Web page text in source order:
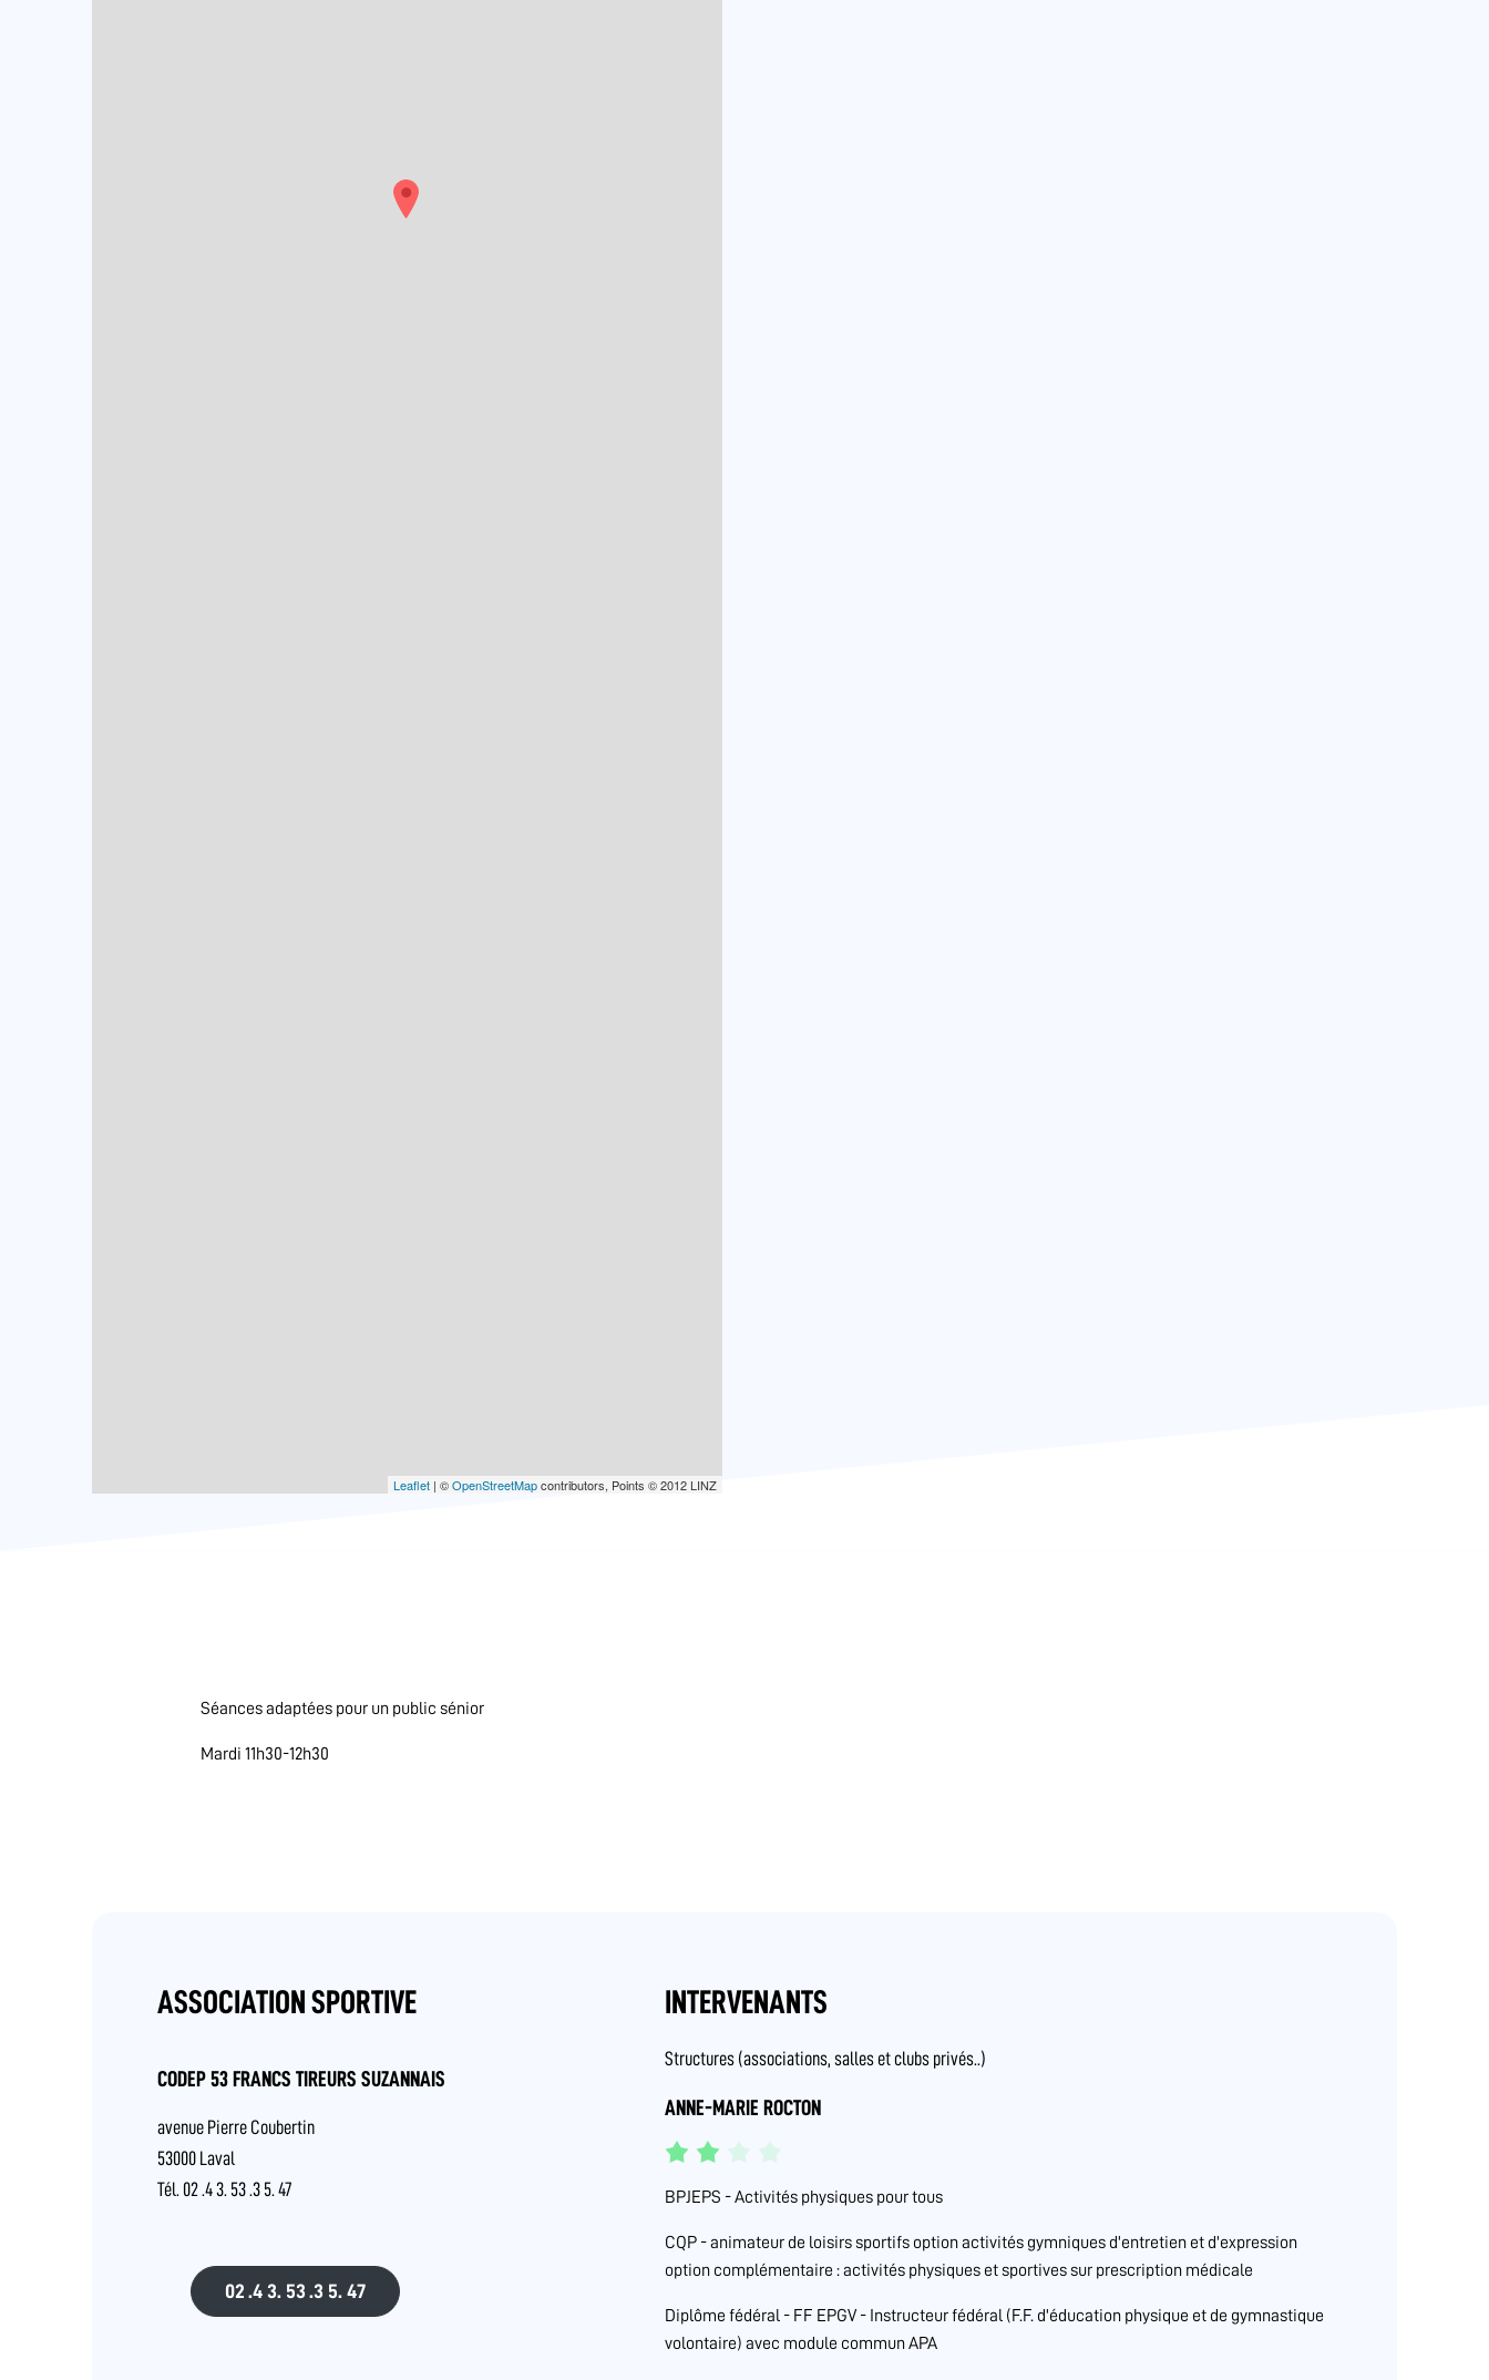
Leaflet | ©OpenStreetMapcontributors, Points © 2012 LINZ
Séances adaptées pour un public sénior
Mardi 11h30-12h30
ASSOCIATION SPORTIVE
CODEP 53 FRANCS TIREURS SUZANNAIS
avenue Pierre Coubertin
53000 Laval
Tél. 02 .4 3. 53 .3 5. 47
02 .4 3. 53 .3 5. 47
INTERVENANTS
Structures (associations, salles et clubs privés..)
ANNE-MARIE ROCTON
BPJEPS - Activités physiques pour tous
CQP - animateur de loisirs sportifs option activités gymniques d'entretien et d'expression
option complémentaire : activités physiques et sportives sur prescription médicale
Diplôme fédéral - FF EPGV - Instructeur fédéral (F.F. d'éducation physique et de gymnastique
volontaire) avec module commun APA